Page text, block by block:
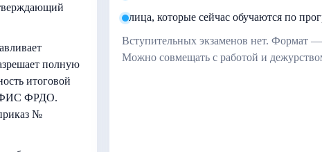
полную
итоговой
ФИС ФРДО.
№
лица, которые сейчас обучаются по
Вступительных экзаменов нет. Формат
Можно совмещать с работой и